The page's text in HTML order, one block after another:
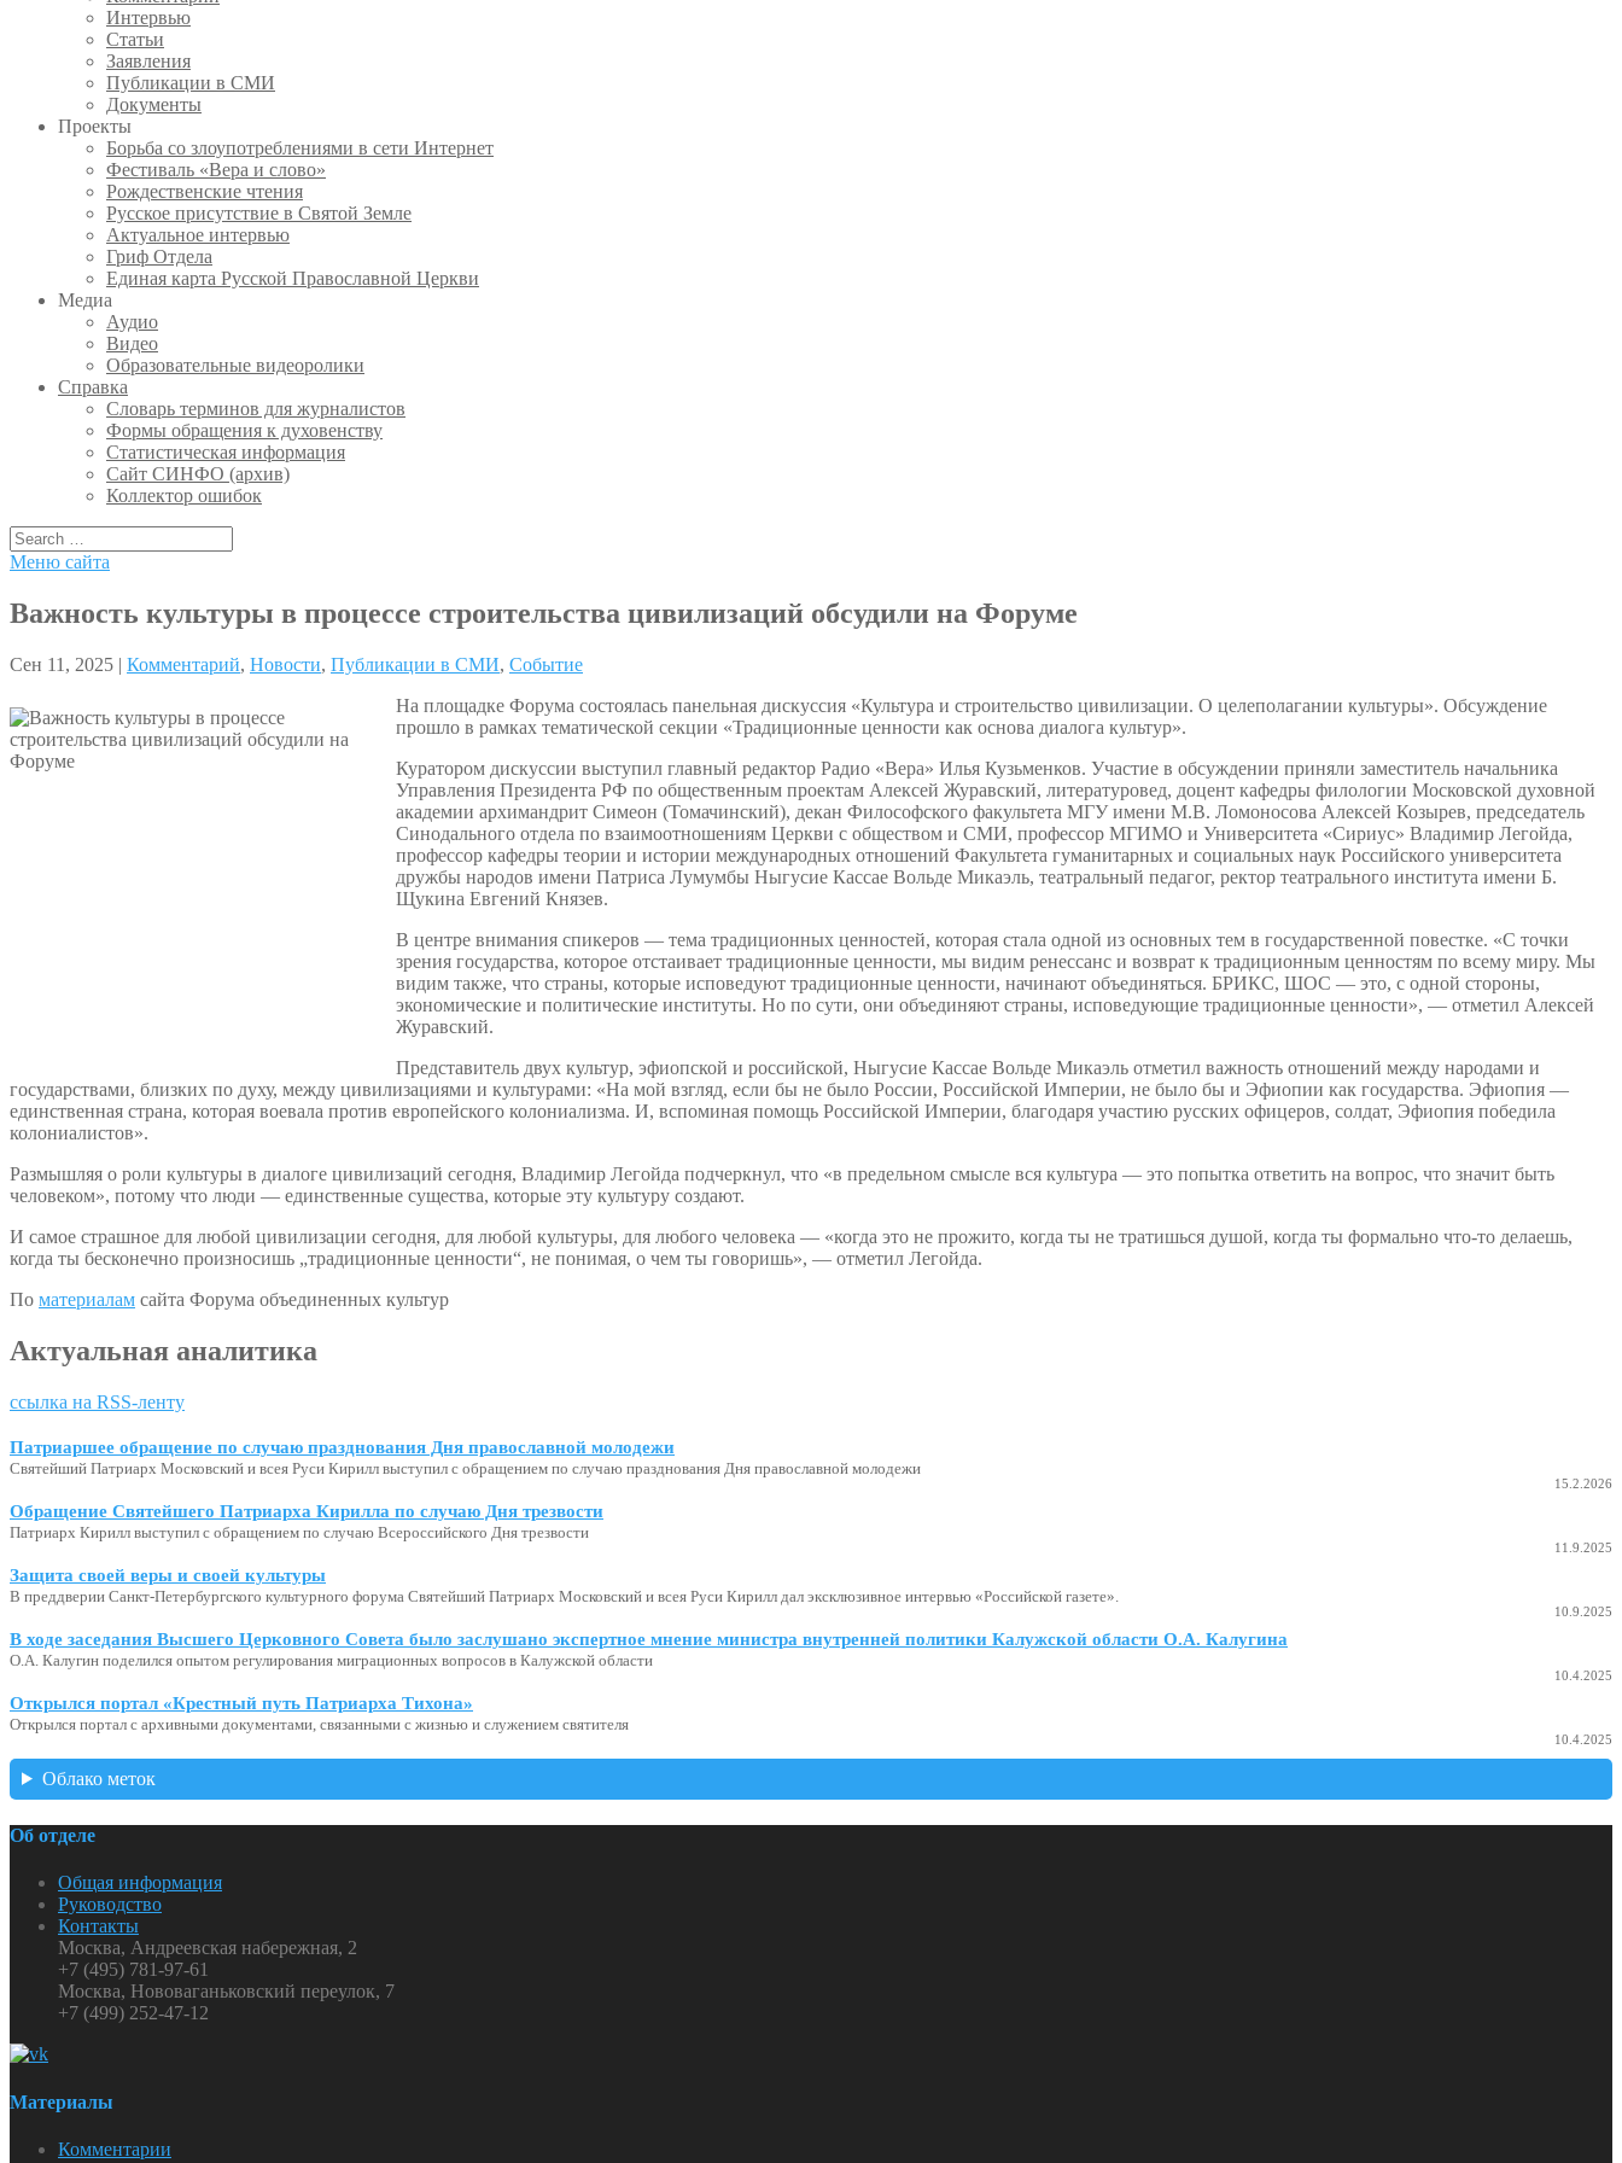
Интервью
Статьи
Заявления
Публикации в СМИ
Документы
Проекты
Борьба со злоупотреблениями в сети Интернет
Фестиваль «Вера и слово»
Рождественские чтения
Русское присутствие в Святой Земле
Актуальное интервью
Гриф Отдела
Единая карта Русской Православной Церкви
Медиа
Аудио
Видео
Образовательные видеоролики
Справка
Словарь терминов для журналистов
Формы обращения к духовенству
Статистическая информация
Сайт СИНФО (архив)
Коллектор ошибок
Меню сайта
Важность культуры в процессе строительства цивилизаций обсудили на Форуме
Сен 11, 2025 | Комментарий, Новости, Публикации в СМИ, Событие
На площадке Форума состоялась панельная дискуссия «Культура и строительство цивилизации. О целеполагании культуры». Обсуждение
прошло в рамках тематической секции «Традиционные ценности как основа диалога культур».
Куратором дискуссии выступил главный редактор Радио «Вера» Илья Кузьменков. Участие в обсуждении приняли заместитель начальника
Управления Президента РФ по общественным проектам Алексей Журавский, литературовед, доцент кафедры филологии Московской духовной
академии архимандрит Симеон (Томачинский), декан Философского факультета МГУ имени М.В. Ломоносова Алексей Козырев, председатель
Синодального отдела по взаимоотношениям Церкви с обществом и СМИ, профессор МГИМО и Университета «Сириус» Владимир Легойда,
профессор кафедры теории и истории международных отношений Факультета гуманитарных и социальных наук Российского университета
дружбы народов имени Патриса Лумумбы Ныгусие Кассае Вольде Микаэль, театральный педагог, ректор театрального института имени Б.
Щукина Евгений Князев.
В центре внимания спикеров — тема традиционных ценностей, которая стала одной из основных тем в государственной повестке. «С точки
зрения государства, которое отстаивает традиционные ценности, мы видим ренессанс и возврат к традиционным ценностям по всему миру. Мы
видим также, что страны, которые исповедуют традиционные ценности, начинают объединяться. БРИКС, ШОС — это, с одной стороны,
экономические и политические институты. Но по сути, они объединяют страны, исповедующие традиционные ценности», — отметил Алексей
Журавский.
Представитель двух культур, эфиопской и российской, Ныгусие Кассае Вольде Микаэль отметил важность отношений между народами и
государствами, близких по духу, между цивилизациями и культурами: «На мой взгляд, если бы не было России, Российской Империи, не было бы и Эфиопии как государства. Эфиопия —
единственная страна, которая воевала против европейского колониализма. И, вспоминая помощь Российской Империи, благодаря участию русских офицеров, солдат, Эфиопия победила
колониалистов».
Размышляя о роли культуры в диалоге цивилизаций сегодня, Владимир Легойда подчеркнул, что «в предельном смысле вся культура — это попытка ответить на вопрос, что значит быть
человеком», потому что люди — единственные существа, которые эту культуру создают.
И самое страшное для любой цивилизации сегодня, для любой культуры, для любого человека — «когда это не прожито, когда ты не тратишься душой, когда ты формально что-то делаешь,
когда ты бесконечно произносишь „традиционные ценности“, не понимая, о чем ты говоришь», — отметил Легойда.
По материалам сайта Форума объединенных культур
Актуальная аналитика
ссылка на RSS-ленту
Патриаршее обращение по случаю празднования Дня православной молодежи
Святейший Патриарх Московский и всея Руси Кирилл выступил с обращением по случаю празднования Дня православной молодежи
15.2.2026
Обращение Святейшего Патриарха Кирилла по случаю Дня трезвости
Патриарх Кирилл выступил с обращением по случаю Всероссийского Дня трезвости
11.9.2025
Защита своей веры и своей культуры
В преддверии Санкт-Петербургского культурного форума Святейший Патриарх Московский и всея Руси Кирилл дал эксклюзивное интервью «Российской газете».
10.9.2025
В ходе заседания Высшего Церковного Совета было заслушано экспертное мнение министра внутренней политики Калужской области О.А. Калугина
О.А. Калугин поделился опытом регулирования миграционных вопросов в Калужской области
10.4.2025
Открылся портал «Крестный путь Патриарха Тихона»
Открылся портал с архивными документами, связанными с жизнью и служением святителя
10.4.2025
Облако меток
Об отделе
Общая информация
Руководство
Контакты
Москва, Андреевская набережная, 2
+7 (495) 781-97-61
Москва, Нововаганьковский переулок, 7
+7 (499) 252-47-12
Материалы
Комментарии